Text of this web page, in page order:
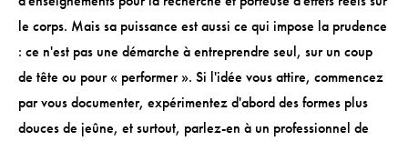
le corps. Mais sa puissance est aussi ce qui impose la prudence
: ce n'est pas une démarche à entreprendre seul, sur un coup
de tête ou pour « performer ». Si l'idée vous attire, commencez
par vous documenter, expérimentez d'abord des formes plus
douces de jeûne, et surtout, parlez-en à un professionnel de